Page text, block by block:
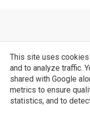
© A-W-Z-D. Wszelkie prawa
WebLove.PL.
This site uses
and to analyze traffic.
shared with Google
metrics to ensure
statistics, and to